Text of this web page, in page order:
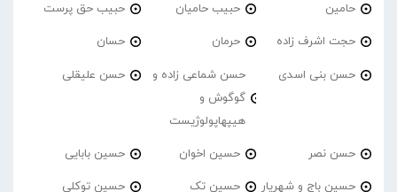
حامین حبیب حامیان حبیب حق پرست
حجت اشرف زاده حرمان حسان
حسن بنی اسدی
حسن شماعی زاده و
گوگوش و
هیپهاپولوژیست
حسن علیقلی
حسن نصر حسین اخوان حسین بابایی
حسین باج و شهریار حسین تک حسین توکلی